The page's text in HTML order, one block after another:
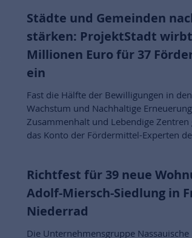
Städte und Gemeinden
stärken: ProjektStadt wirbt
Millionen Euro für 37
ein
Fast die Hälfte der Bewilligungen in
Wachstum und Nachhaltige
Zusammenhalt und Lebendige
das Konto der Fördermittel-Experten
Richtfest für 39 neue
Adolf-Miersch-Siedlung in
Niederrad
Die Unternehmensgruppe